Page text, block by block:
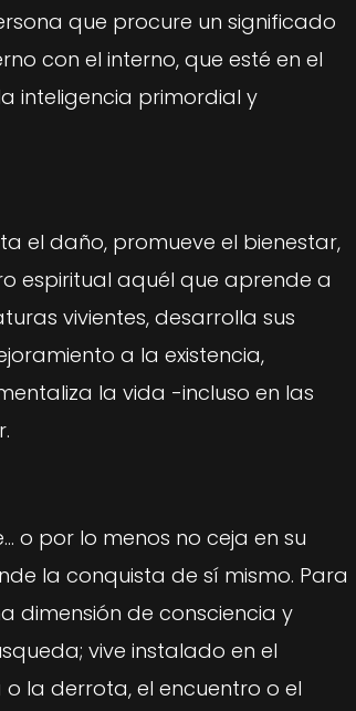
que procure un significado
con el interno, que esté en el
inteligencia primordial y
el daño, promueve el bienestar,
espiritual aquél que aprende a
vivientes, desarrolla sus
a la existencia,
la vida -incluso en las
o por lo menos no ceja en su
la conquista de sí mismo. Para
dimensión de consciencia y
vive instalado en el
la derrota, el encuentro o el